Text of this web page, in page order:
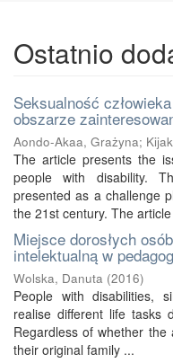
Ostatnio
Seksualność
obszarze
Aondo-Akaa, Grażyna;
The article presents the
people with disability.
presented as a challenge
the 21st century. The
Miejsce dorosłych
intelektualną w
Wolska, Danuta (2016)
People with disabilities,
realise different life tasks
Regardless of whether
their original family ...